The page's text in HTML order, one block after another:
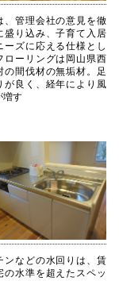
、管理会社の意見を徹
盛り込み、子育て入居
ーズに応える仕様とし
ローリングは岡山県西
の間伐材の無垢材。足
が良く、経年により風
増す
ンなどの水回りは、賃
の水準を超えたスペッ